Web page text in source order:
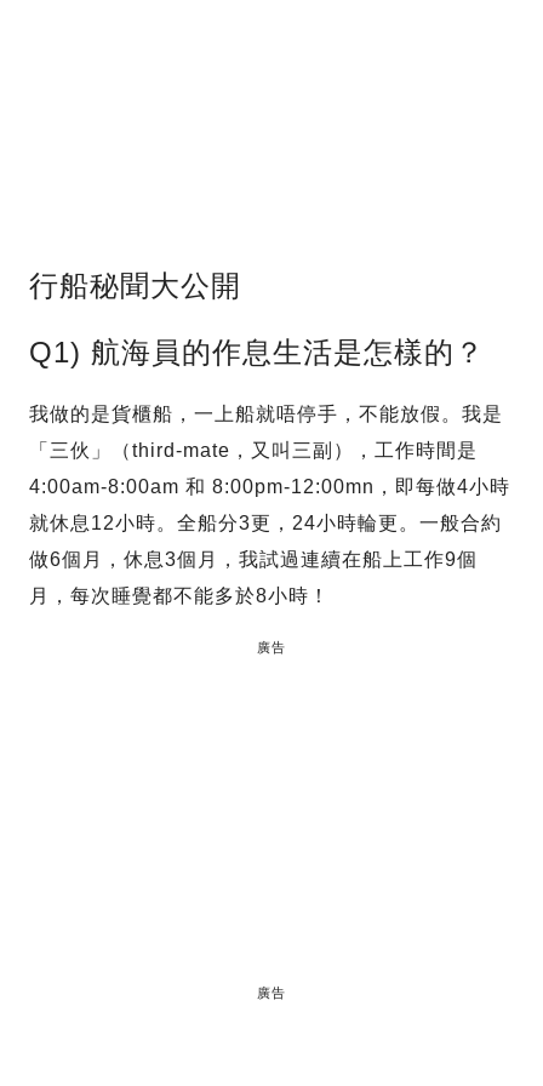
行船秘聞大公開
Q1) 航海員的作息生活是怎樣的？
我做的是貨櫃船，一上船就唔停手，不能放假。我是
「三伙」（third-mate，又叫三副），工作時間是
4:00am-8:00am 和 8:00pm-12:00mn，即每做4小時
就休息12小時。全船分3更，24小時輪更。一般合約
做6個月，休息3個月，我試過連續在船上工作9個
月，每次睡覺都不能多於8小時！
廣告
廣告